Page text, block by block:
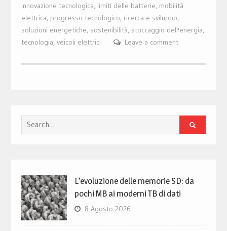
innovazione tecnologica, limiti delle batterie, mobilità
elettrica, progresso tecnologico, ricerca e sviluppo,
soluzioni energetiche, sostenibilità, stoccaggio dell'energia,
tecnologia, veicoli elettrici Leave a comment
Search
for:
L’evoluzione delle memorie SD: da
pochi MB ai moderni TB di dati
8 Agosto 2026